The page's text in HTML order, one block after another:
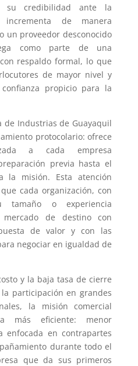
su credibilidad ante la
de manera
un proveedor desconocido
como parte de una
respaldo formal, lo que
de mayor nivel y
propicio para la
de Industrias de Guayaquil
protocolario: ofrece
a cada empresa
previa hasta el
la misión. Esta atención
cada organización, con
tamaño o experiencia
de destino con
de valor y con las
negociar en igualdad de
y la baja tasa de cierre
participación en grandes
la misión comercial
más eficiente: menor
enfocada en contrapartes
durante todo el
que da sus primeros